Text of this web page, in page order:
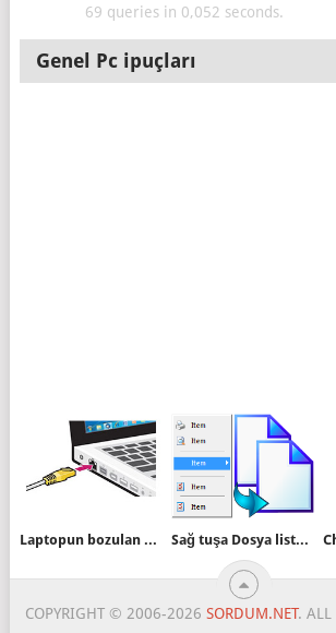
69 queries in 0,052 seconds.
Genel Pc ipuçları
Laptopun bozulan ethernet kartına çözüm Sağ tuşa Dosya listesini kopyala ilavesi
COPYRIGHT © 2006-2026 SORDUM.NET. ALL